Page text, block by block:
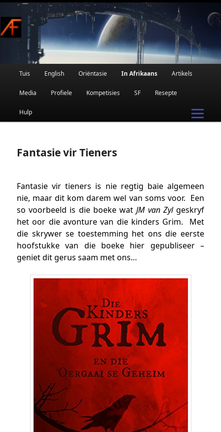
Skip
to
primary
content
Afrikaanse Wetenskapfiksie en Fantasie
Main
Tuis English Oriëntasie In Afrikaans Artikels
Media Profiele Kompetisies SF Resepte
Hulp
Fantasie vir Tieners
Fantasie vir tieners is nie regtig baie algemeen
nie, maar dit kom darem wel van soms voor. Een
so voorbeeld is die boeke watJM van Zylgeskryf
het oor die avonture van die kinders Grim. Met
die skrywer se toestemming het ons die eerste
hoofstukke van die boeke hier gepubliseer –
geniet dit gerus saam met ons…